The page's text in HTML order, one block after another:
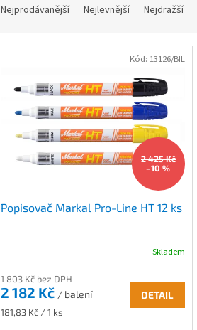
ŘNejprodávanější Nejlevnější Nejdražší
2 425 Kč
–10 %
Popisovač Markal Pro-Line HT 12 ks
Skladem
1 803 Kč bez DPH
2 182 Kč / balení
Měrná
181,83 Kč / 1 ks
DETAIL
Kód: 13126/BIL